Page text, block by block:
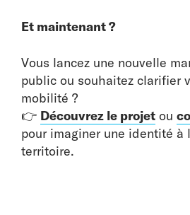
Et maintenant ?
Vous lancez une nouvelle
public ou souhaitez clarifier
mobilité ?
👉 Découvrez le projetou
pour imaginer une identité à
territoire.